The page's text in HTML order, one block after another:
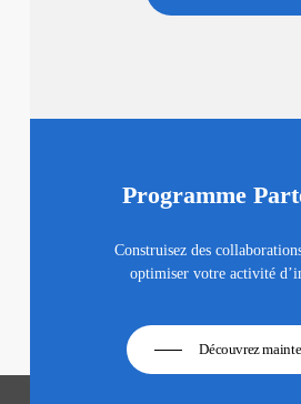
Programme
Construisez des
optimiser votre activité
Découvrez